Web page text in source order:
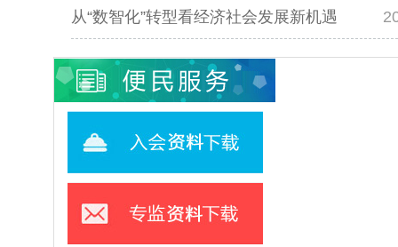
从“数智化”转型看经济社会发展新机遇